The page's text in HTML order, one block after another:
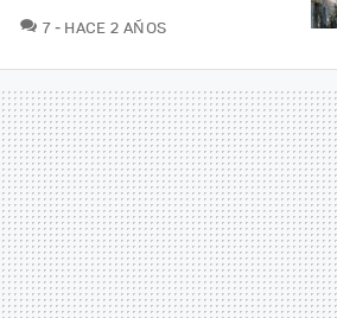
7COMENTARIOS
HACE 2 AÑOS